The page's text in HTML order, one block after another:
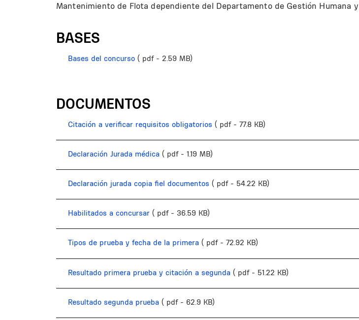
Mantenimiento de Flota dependiente del Departamento de Gestión Humana
BASES
Bases del concurso ( pdf - 2.59 MB)
DOCUMENTOS
Citación a verificar requisitos obligatorios ( pdf - 77.8 KB)
Declaración Jurada médica ( pdf - 1.19 MB)
Declaración jurada copia fiel documentos ( pdf - 54.22 KB)
Habilitados a concursar ( pdf - 36.59 KB)
Tipos de prueba y fecha de la primera ( pdf - 72.92 KB)
Resultado primera prueba y citación a segunda ( pdf - 51.22 KB)
Resultado segunda prueba ( pdf - 62.9 KB)